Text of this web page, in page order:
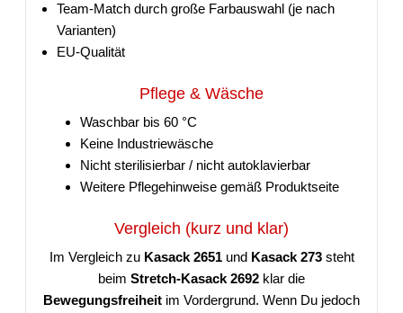
Team-Match durch große Farbauswahl (je nach
Varianten)
EU-Qualität
Pflege & Wäsche
Waschbar bis 60 °C
Keine Industriewäsche
Nicht sterilisierbar / nicht autoklavierbar
Weitere Pflegehinweise gemäß Produktseite
Vergleich (kurz und klar)
Im Vergleich zu Kasack 2651und Kasack 273steht
beim Stretch-Kasack 2692 klar die
Bewegungsfreiheit im Vordergrund. Wenn Du jedoch